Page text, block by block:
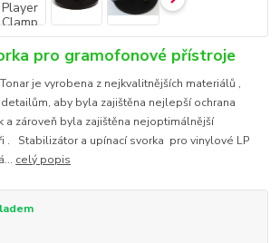
pro gramofonové přístroje
je vyrobena z nejkvalitnějších materiálů ,
aby byla zajištěna nejlepší ochrana
a zároveň byla zajištěna nejoptimálnější
. Stabilizátor a upínací svorka pro vinylové LP
celý popis